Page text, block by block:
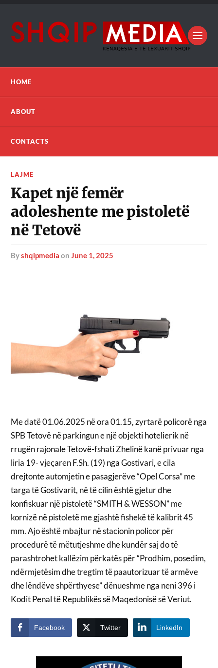
HOME
ABOUT
CONTACTS
LAJME
Kapet një femër
adoleshente me pistoletë
në Tetovë
byshqipmedia onJune 1, 2025
Me datë 01.06.2025 në ora 01.15, zyrtarë policorë nga
SPB Tetovë në parkingun e një objekti hotelierik në
rrugën rajonale Tetovë-fshati Zhelinë kanë privuar nga
liria 19- vjeçaren F.Sh. (19) nga Gostivari, e cila
drejtonte automjetin e pasagjerëve “Opel Corsa” me
targa të Gostivarit, në të cilin është gjetur dhe
konfiskuar një pistoletë “SMITH & WESSON” me
kornizë në pistoletë me gjashtë fishekë të kalibrit 45
mm. Ajo është mbajtur në stacionin policor për
procedurë të mëtutjeshme dhe kundër saj do të
parashtrohet kallëzim përkatës për “Prodhim, posedim,
ndërmjetësim dhe tregtim të paautorizuar të armëve
dhe lëndëve shpërthyese” dënueshme nga neni 396 i
Kodit Penal të Republikës së Maqedonisë së Veriut.
Facebook Twitter LinkedIn